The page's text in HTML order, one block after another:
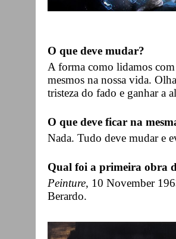
O que deve mudar?
A forma como lidamos
mesmos na nossa vida.
tristeza do fado e ganhar a
O que deve ficar na
Nada. Tudo deve mudar e
Qual foi a primeira obra
Peinture, 10 November
Berardo.